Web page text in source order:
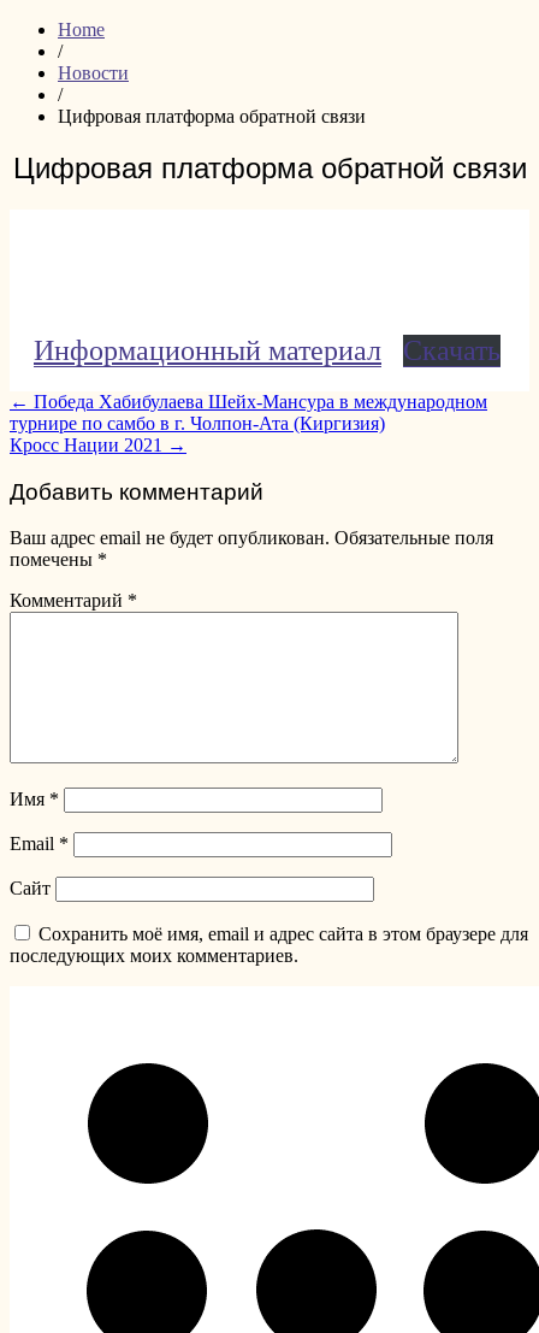
Home
/
Новости
/
Цифровая платформа обратной связи
Цифровая платформа обратной связи
Информационный материал Скачать
Post
navigation
← Победа Хабибулаева Шейх-Мансура в международном
турнире по самбо в г. Чолпон-Ата (Киргизия)
Кросс Нации 2021 →
Добавить комментарий
Ваш адрес email не будет опубликован. Обязательные поля
помечены *
Комментарий *
Имя *
Email *
Сайт
Сохранить моё имя, email и адрес сайта в этом браузере для
последующих моих комментариев.